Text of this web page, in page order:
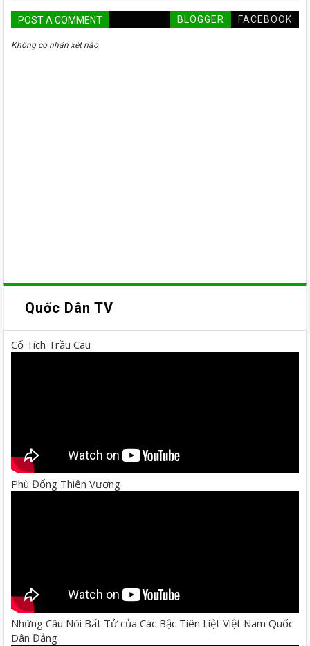
POST A COMMENT BLOGGER FACEBOOK
Không có nhận xét nào
Quốc Dân TV
Cổ Tích Trầu Cau
Phù Đổng Thiên Vương
Những Câu Nói Bất Tử của Các Bậc Tiên Liệt Việt Nam Quốc
Dân Đảng